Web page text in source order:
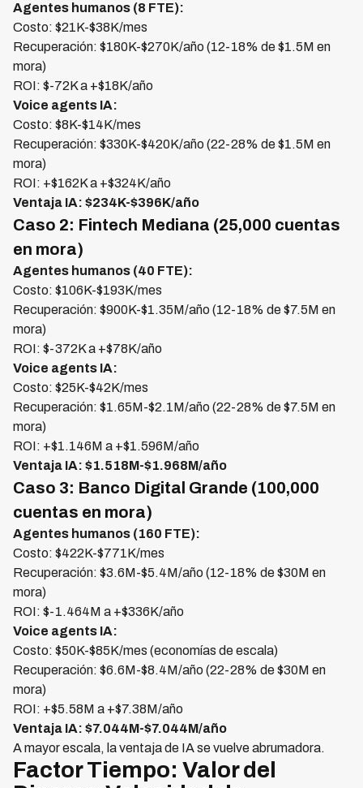
Agentes humanos (8 FTE):
Costo: $21K-$38K/mes
Recuperación: $180K-$270K/año (12-18% de $1.5M en
mora)
ROI: $-72K a +$18K/año
Voice agents IA:
Costo: $8K-$14K/mes
Recuperación: $330K-$420K/año (22-28% de $1.5M en
mora)
ROI: +$162K a +$324K/año
Ventaja IA: $234K-$396K/año
Caso 2: Fintech Mediana (25,000 cuentas
en mora)
Agentes humanos (40 FTE):
Costo: $106K-$193K/mes
Recuperación: $900K-$1.35M/año (12-18% de $7.5M en
mora)
ROI: $-372K a +$78K/año
Voice agents IA:
Costo: $25K-$42K/mes
Recuperación: $1.65M-$2.1M/año (22-28% de $7.5M en
mora)
ROI: +$1.146M a +$1.596M/año
Ventaja IA: $1.518M-$1.968M/año
Caso 3: Banco Digital Grande (100,000
cuentas en mora)
Agentes humanos (160 FTE):
Costo: $422K-$771K/mes
Recuperación: $3.6M-$5.4M/año (12-18% de $30M en
mora)
ROI: $-1.464M a +$336K/año
Voice agents IA:
Costo: $50K-$85K/mes (economías de escala)
Recuperación: $6.6M-$8.4M/año (22-28% de $30M en
mora)
ROI: +$5.58M a +$7.38M/año
Ventaja IA: $7.044M-$7.044M/año
A mayor escala, la ventaja de IA se vuelve abrumadora.
Factor Tiempo: Valor del